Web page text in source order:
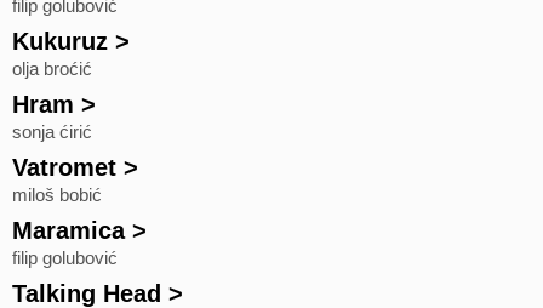
filip golubović
Kukuruz >
olja broćić
Hram >
sonja ćirić
Vatromet >
miloš bobić
Maramica>
filip golubović
Talking Head >